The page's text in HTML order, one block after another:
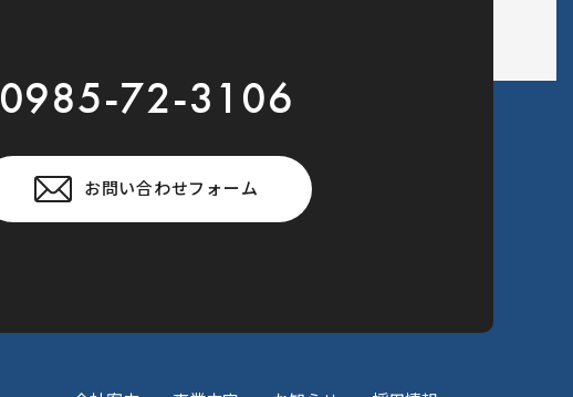
0985-72-3106
お問い合わせフォーム